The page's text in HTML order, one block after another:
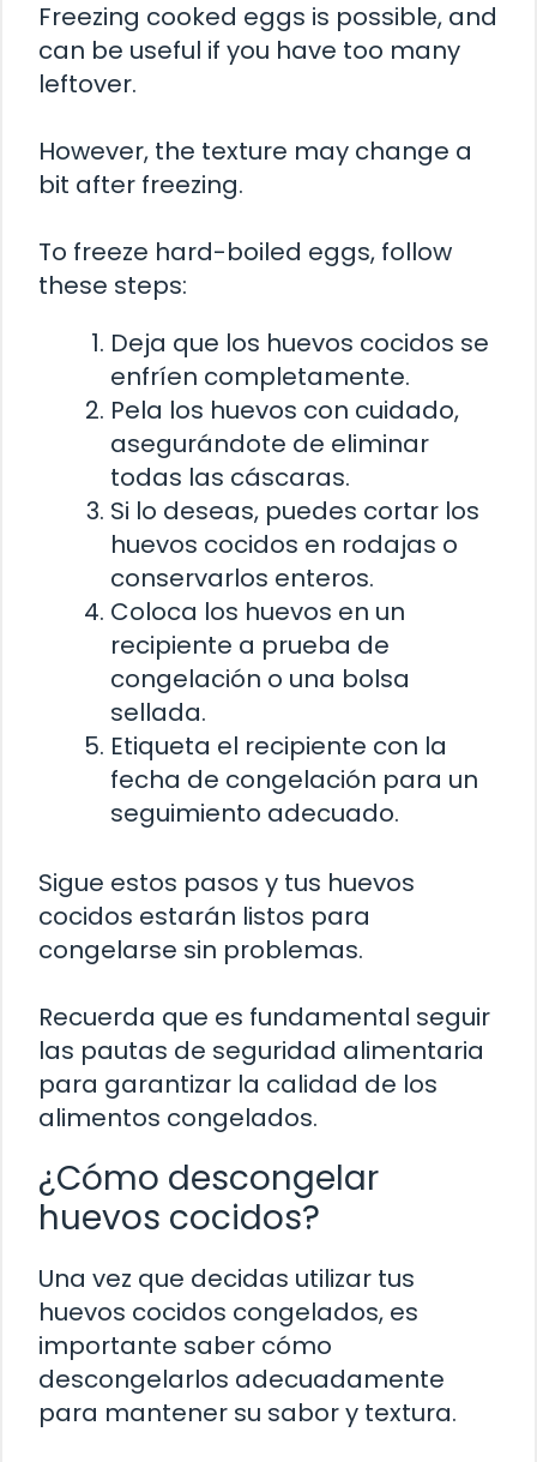
Freezing cooked eggs is possible, and
can be useful if you have too many
leftover.
However, the texture may change a
bit after freezing.
To freeze hard-boiled eggs, follow
these steps:
Deja que los huevos cocidos se
enfríen completamente.
Pela los huevos con cuidado,
asegurándote de eliminar
todas las cáscaras.
Si lo deseas, puedes cortar los
huevos cocidos en rodajas o
conservarlos enteros.
Coloca los huevos en un
recipiente a prueba de
congelación o una bolsa
sellada.
Etiqueta el recipiente con la
fecha de congelación para un
seguimiento adecuado.
Sigue estos pasos y tus huevos
cocidos estarán listos para
congelarse sin problemas.
Recuerda que es fundamental seguir
las pautas de seguridad alimentaria
para garantizar la calidad de los
alimentos congelados.
¿Cómo descongelar
huevos cocidos?
Una vez que decidas utilizar tus
huevos cocidos congelados, es
importante saber cómo
descongelarlos adecuadamente
para mantener su sabor y textura.